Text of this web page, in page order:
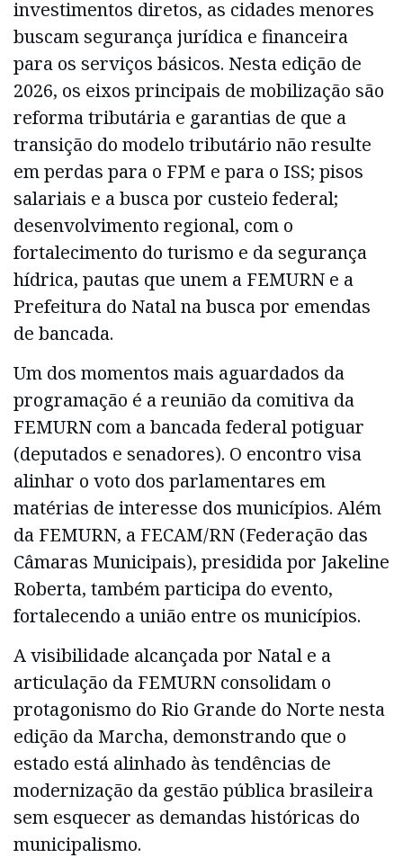
investimentos diretos, as cidades menores
buscam segurança jurídica e financeira
para os serviços básicos. Nesta edição de
2026, os eixos principais de mobilização são
reforma tributária e garantias de que a
transição do modelo tributário não resulte
em perdas para o FPM e para o ISS; pisos
salariais e a busca por custeio federal;
desenvolvimento regional, com o
fortalecimento do turismo e da segurança
hídrica, pautas que unem a FEMURN e a
Prefeitura do Natal na busca por emendas
de bancada.
Um dos momentos mais aguardados da
programação é a reunião da comitiva da
FEMURN com a bancada federal potiguar
(deputados e senadores). O encontro visa
alinhar o voto dos parlamentares em
matérias de interesse dos municípios. Além
da FEMURN, a FECAM/RN (Federação das
Câmaras Municipais), presidida por Jakeline
Roberta, também participa do evento,
fortalecendo a união entre os municípios.
A visibilidade alcançada por Natal e a
articulação da FEMURN consolidam o
protagonismo do Rio Grande do Norte nesta
edição da Marcha, demonstrando que o
estado está alinhado às tendências de
modernização da gestão pública brasileira
sem esquecer as demandas históricas do
municipalismo.